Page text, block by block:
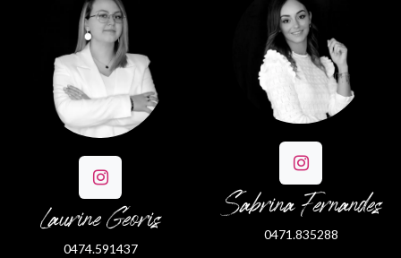
Laurine Georis
0474.591437
Sabrina Fernandes
0471.835288